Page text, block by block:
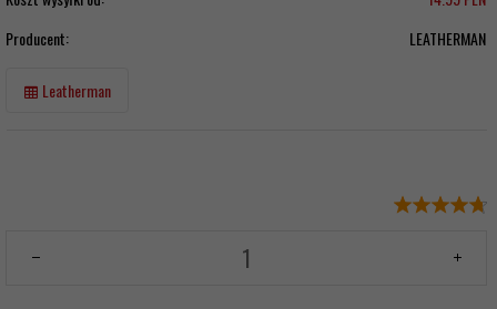
Producent:
LEATHERMAN
Leatherman